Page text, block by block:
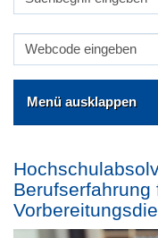
Menü ausklappen
Berufserfahrung